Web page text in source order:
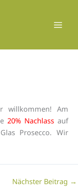
willkommen! Am
20% Nachlass auf
Prosecco. Wir
Nächster Beitrag →